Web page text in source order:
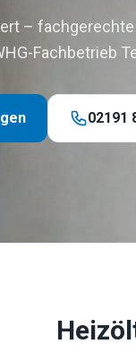
–
Fachbetrieb
02191